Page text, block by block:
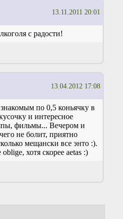
13.11.2011 20:01
с радости!
13.04.2012 17:08
по 0,5 коньячку в
и интересное
фильмы... Вечером и
не болит, приятно
мещански все энто :).
хотя скорее aetas :)